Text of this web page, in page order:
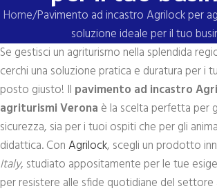
Home Pavimento ad incastro Agrilock per
soluzione ideale per il tuo
Se gestisci un agriturismo nella splendida
cerchi una soluzione pratica e duratura per i
posto giusto! Il pavimento ad incastro
agriturismi Verona è la scelta perfetta per
sicurezza, sia per i tuoi ospiti che per gli
didattica. ConAgrilock, scegli un prodotto
Italy, studiato appositamente per le tue
per resistere alle sfide quotidiane del